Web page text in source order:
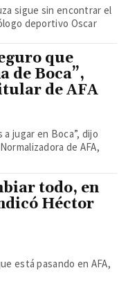
sigue sin encontrar el
que
de Boca”,
de AFA
jugar en Boca”, dijo
de AFA,
todo, en
Héctor
está pasando en AFA,